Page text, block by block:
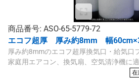
商品番号: ASO-65-5779-72
エコフ超厚 厚み約8mm 幅
厚み約8mmのエコフ超厚換気口・給気口
家庭用エアコン、換気扇、空気清浄機に
生ポリエステル・ビニロン素材を使用し